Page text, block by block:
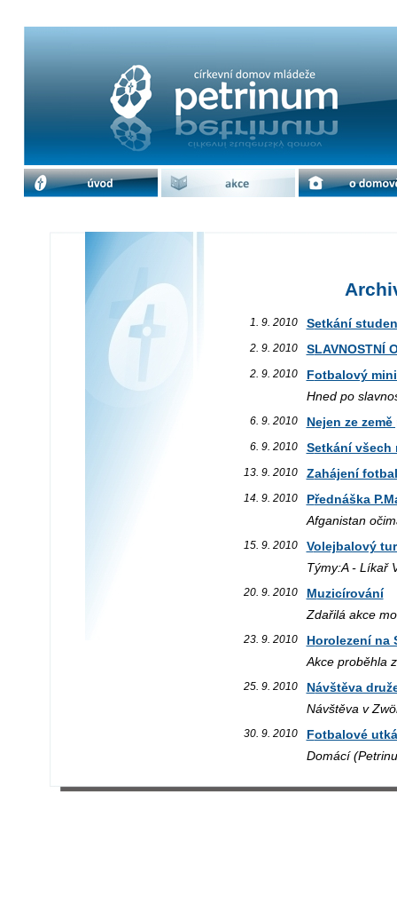
Archiv akcí / září 2010 | cdm
1. 9. 2010 Setkání
2. 9. 2010 SLAVNOSTNÍ
2. 9. 2010
Fotbalový
Hned po
6. 9. 2010 Nejen ze
6. 9. 2010 Setkání
13. 9. 2010 Zahájení
14. 9. 2010
Přednáška
Afganistan
15. 9. 2010
Volejbalový
Týmy:A - Líkař
20. 9. 2010
Muzicírování
Zdařilá akce
23. 9. 2010
Horolezení
Akce proběhla
25. 9. 2010
Návštěva
Návštěva v
30. 9. 2010
Fotbalové
Domácí
úvod akce o domově